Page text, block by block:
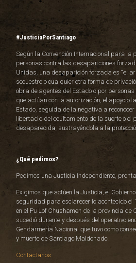
#JusticiaPorSantiago
Según la Convención Internacional para la
personas contra las desapariciones
Unidas, una desaparición forzada es “el
secuestro o cualquier otra forma de
obra de agentes del Estado o por
que actúan con la autorización, el apoyo o
Estado, seguida de la negativa a
libertad o del ocultamiento de la suerte o
desaparecida, sustrayéndola a la
¿Qué pedimos?
Pedimos una Justicia Independiente,
Exigimos que actúen la Justicia, el
seguridad para esclarecer lo acontecido el
en el Pu Lof Chushamen de la provincia
sucedió durante y después del operativo
Gendarmería Nacional que tuvo como
y muerte de Santiago Maldonado.
Contactanos